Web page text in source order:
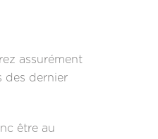
assurément
des dernier
être au